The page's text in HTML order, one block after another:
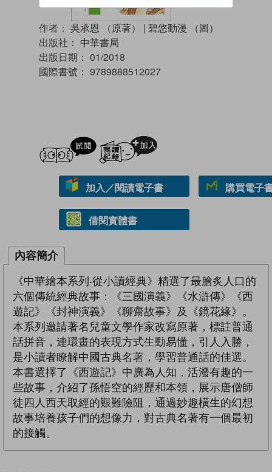
作者： 吳承恩 （原著） | 碧悠動漫 （圖）
出版社： 中華書局
出版日期： 01/2018
國際書號： 9789888512027
試閲
加入／閱讀電子書 購買電子
借閱實體書
內容簡介
《中華繪本系列‧從小讀經典》精選了最膾炙人口的
六個傳統經典故事：《三國演義》《水滸傳》《西
遊記》《封神演義》《聊齋故事》及《鏡花緣》。
本系列邀請著名兒童文學作家改寫原著，標註普通
話拼音，連環畫的表現方式生動易懂，引人入勝，
是小讀者瞭解中國古典名著，學習普通話的佳選。
本書選擇了《西遊記》中廣為人知，活潑有趣的一
些故事，介紹了孫悟空的經歷和本領，展示唐僧師
徒四人西天取經的艱難險阻，通過妙趣橫生的幻想
故事培養孩子們的想像力，對古典名著有一個最初
的接觸。